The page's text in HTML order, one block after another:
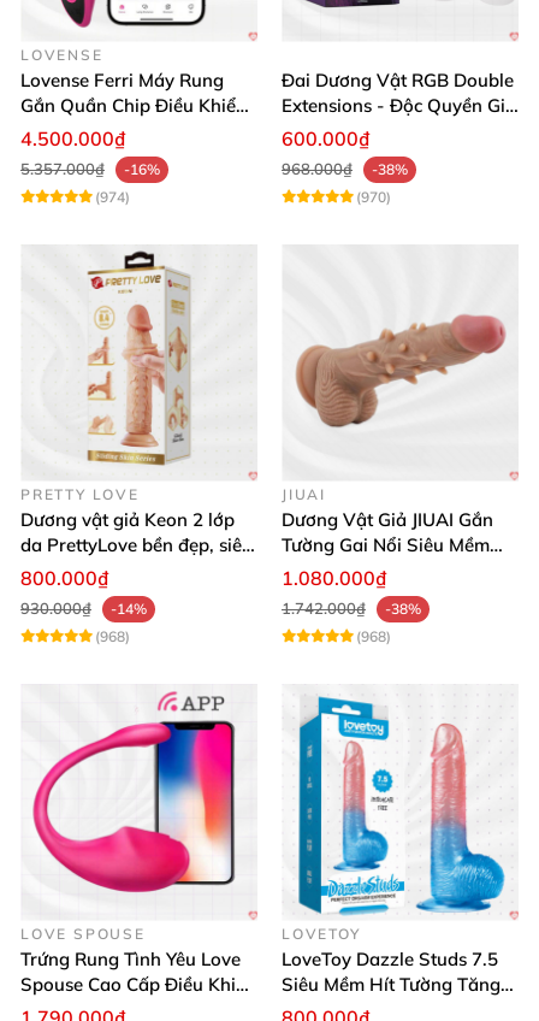
LOVENSE
Lovense Ferri Máy Rung
Gắn Quần Chip Điều Khiển
App Tăng Hưng Phấn
4.500.000₫
5.357.000₫
-16%
(974)
Đai Dương Vật RGB Double
Extensions - Độc Quyền Giá
Sốc
600.000₫
968.000₫
-38%
(970)
PRETTY LOVE
Dương vật giả Keon 2 lớp
da PrettyLove bền đẹp, siêu
mềm mại
800.000₫
930.000₫
-14%
(968)
JIUAI
Dương Vật Giả JIUAI Gắn
Tường Gai Nổi Siêu Mềm
Thoải Mái Mua Ngay
1.080.000₫
1.742.000₫
-38%
(968)
LOVE SPOUSE
Trứng Rung Tình Yêu Love
Spouse Cao Cấp Điều Khiển
App Đỉnh Cao
LOVETOY
LoveToy Dazzle Studs 7.5
Siêu Mềm Hít Tường Tăng
Khoái Cảm